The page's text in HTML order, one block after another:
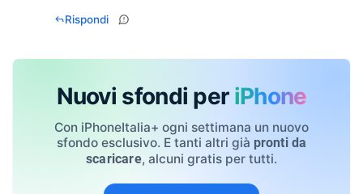
Rispondi
Nuovi sfondi per iPhone
Con iPhoneItalia+ ogni settimana un nuovo
sfondo esclusivo. E tanti altri già pronti da
scaricare, alcuni gratis per tutti.